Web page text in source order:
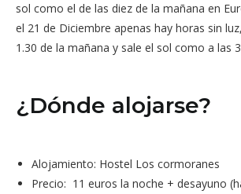
sol como el de las diez de la mañana en
el 21 de Diciembre apenas hay horas sin
1.30 de la mañana y sale el sol como a las
¿Dónde alojarse?
Alojamiento: Hostel Los cormoranes
Precio: 11 euros la noche + desayuno